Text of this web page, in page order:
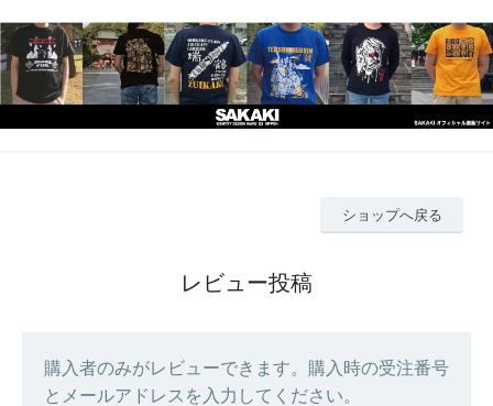
ショップへ戻る
レビュー投稿
購入者のみがレビューできます。購入時の受注番号
とメールアドレスを入力してください。